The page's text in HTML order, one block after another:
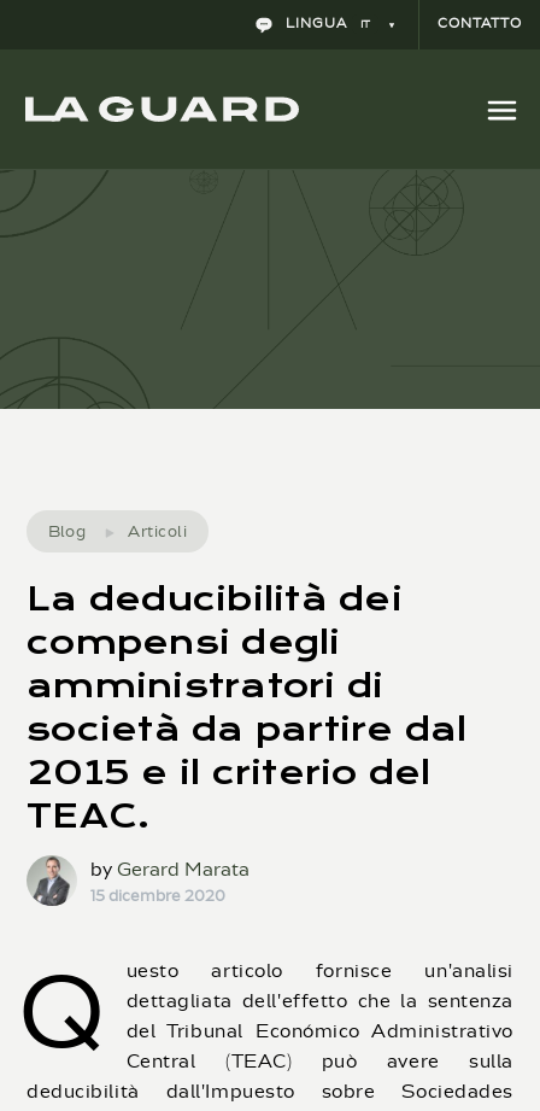
LINGUA IT CONTATTO
La deducibilità dei compensi degli
Blog Articoli
La deducibilità dei
compensi degli
amministratori di
società da partire dal
2015 e il criterio del
TEAC.
by Gerard Marata
15 dicembre 2020
Q
uesto articolo fornisce un'analisi
dettagliata dell'effetto che la sentenza
del Tribunal Económico Administrativo
Central (TEAC) può avere sulla
deducibilità dall'Impuesto sobre Sociedades